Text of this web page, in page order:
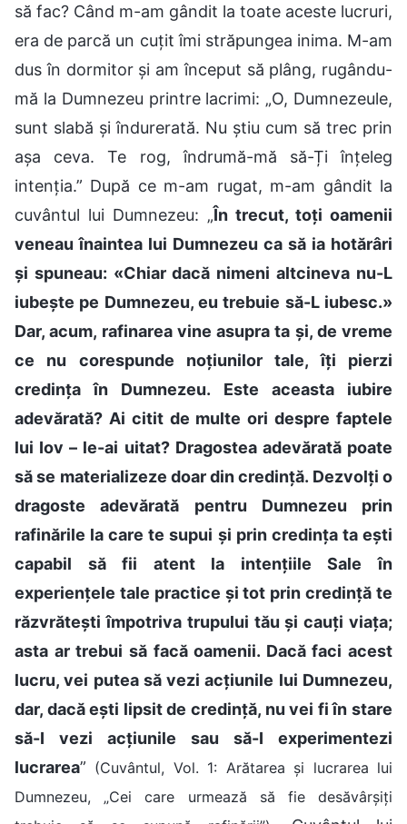
să fac? Când m-am gândit la toate aceste lucruri,
era de parcă un cuțit îmi străpungea inima. M-am
dus în dormitor și am început să plâng, rugându-
mă la Dumnezeu printre lacrimi: „O, Dumnezeule,
sunt slabă și îndurerată. Nu știu cum să trec prin
așa ceva. Te rog, îndrumă-mă să-Ți înțeleg
intenția.” După ce m-am rugat, m-am gândit la
cuvântul lui Dumnezeu: „În trecut, toți oamenii
veneau înaintea lui Dumnezeu ca să ia hotărâri
și spuneau: «Chiar dacă nimeni altcineva nu-L
iubește pe Dumnezeu, eu trebuie să-L iubesc.»
Dar, acum, rafinarea vine asupra ta și, de vreme
ce nu corespunde noțiunilor tale, îți pierzi
credința în Dumnezeu. Este aceasta iubire
adevărată? Ai citit de multe ori despre faptele
lui Iov – le-ai uitat? Dragostea adevărată poate
să se materializeze doar din credință. Dezvolți o
dragoste adevărată pentru Dumnezeu prin
rafinările la care te supui și prin credința ta ești
capabil să fii atent la intențiile Sale în
experiențele tale practice și tot prin credință te
răzvrătești împotriva trupului tău și cauți viața;
asta ar trebui să facă oamenii. Dacă faci acest
lucru, vei putea să vezi acțiunile lui Dumnezeu,
dar, dacă ești lipsit de credință, nu vei fi în stare
să-I vezi acțiunile sau să-I experimentezi
lucrarea” (Cuvântul, Vol. 1: Arătarea și lucrarea lui
Dumnezeu, „Cei care urmează să fie desăvârșiți